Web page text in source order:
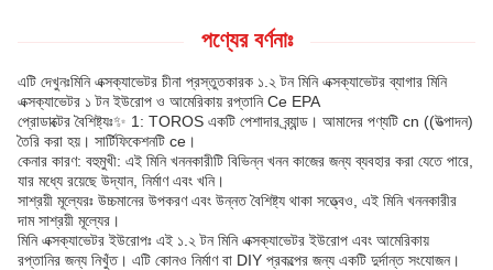
পণ্যের বর্ণনাঃ
এটি দেখুনঃমিনি এক্সক্যাভেটর চীনা প্রস্তুতকারক ১.২ টন মিনি এক্সক্যাভেটর ব্যাগার মিনি
এক্সক্যাভেটর ১ টন ইউরোপ ও আমেরিকায় রপ্তানি Ce EPA
প্রোডাক্টের বৈশিষ্ট্যঃ✨ 1: TOROS একটি পেশাদার ব্র্যান্ড। আমাদের পণ্যটি cn ((উত্পাদন)
তৈরি করা হয়। সার্টিফিকেশনটি ce।
কেনার কারণ: বহুমুখী: এই মিনি খননকারীটি বিভিন্ন খনন কাজের জন্য ব্যবহার করা যেতে পারে,
যার মধ্যে রয়েছে উদ্যান, নির্মাণ এবং খনি।
সাশ্রয়ী মূল্যেরঃ উচ্চমানের উপকরণ এবং উন্নত বৈশিষ্ট্য থাকা সত্ত্বেও, এই মিনি খননকারীর
দাম সাশ্রয়ী মূল্যের।
মিনি এক্সক্যাভেটর ইউরোপঃ এই ১.২ টন মিনি এক্সক্যাভেটর ইউরোপ এবং আমেরিকায়
রপ্তানির জন্য নিখুঁত। এটি কোনও নির্মাণ বা DIY প্রকল্পের জন্য একটি দুর্দান্ত সংযোজন।